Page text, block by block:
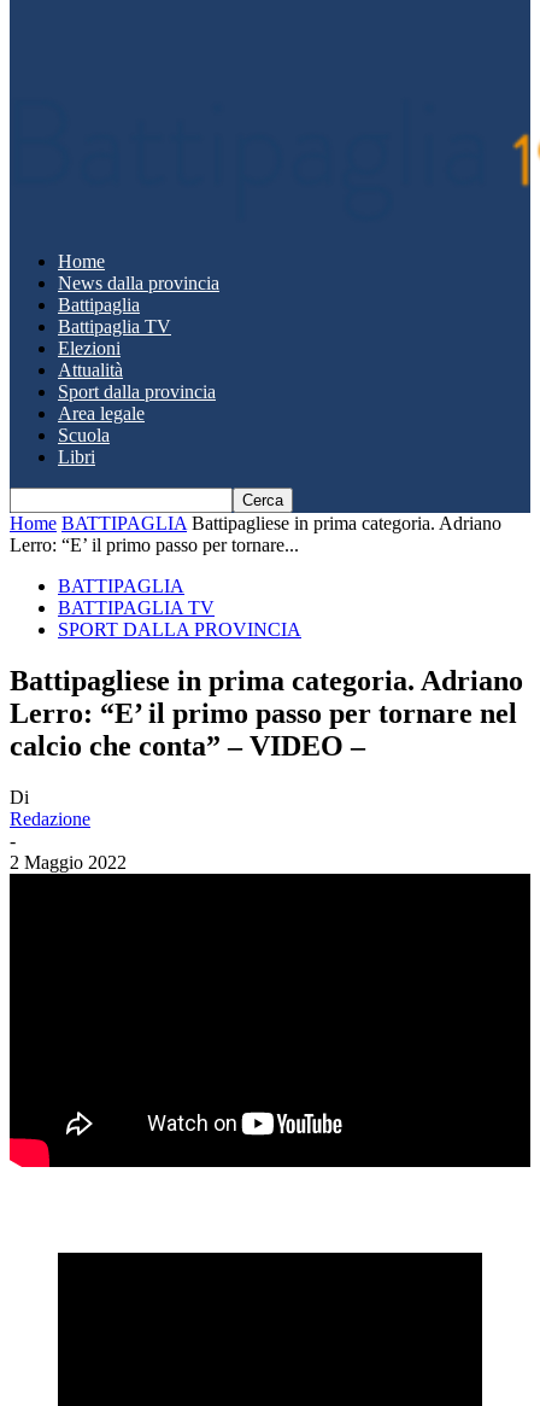
Home
News dalla provincia
Battipaglia
Battipaglia TV
Elezioni
Attualità
Sport dalla provincia
Area legale
Scuola
Libri
Home BATTIPAGLIA Battipagliese in prima categoria. Adriano
Lerro: “E’ il primo passo per tornare...
BATTIPAGLIA
BATTIPAGLIA TV
SPORT DALLA PROVINCIA
Battipagliese in prima categoria. Adriano
Lerro: “E’ il primo passo per tornare nel
calcio che conta” – VIDEO –
Di
Redazione
-
2 Maggio 2022